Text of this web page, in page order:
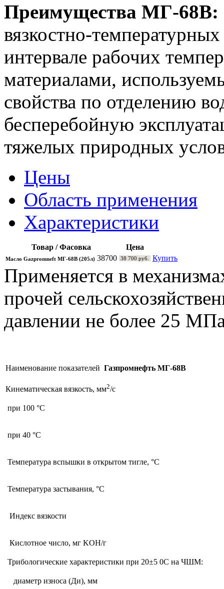
Преимущества МГ-68В:
вязкостно-
интервале рабочих
материалами,
свойства по отделению
бесперебойную
тяжелых природных
Цены
Область применения
Характеристики
Товар / Фасовка Цена
Масло Gazpromneft МГ-68В (205л) 38700 38 700 руб. Купить
Применяется в
прочей
давлении не более 25
Наименование показателей Газпромнефть МГ-68В
Кинематическая вязкость, мм2/с
при 100 °С
при 40 °С
Температура вспышки в открытом тигле, °С
Температура застывания, °С
Индекс вязкости
Кислотное число, мг KOH/г
Трибологические характеристики при 20±5 0С на ЧШМ:
диаметр износа (Ди), мм